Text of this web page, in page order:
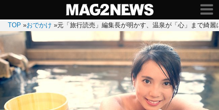
TOP »おでかけ »元「旅行読売」編集長が明かす、温泉が「心」まで綺麗